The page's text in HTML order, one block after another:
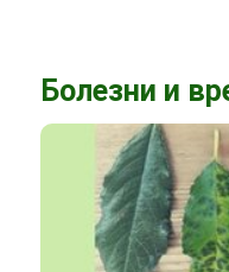
Болезни и